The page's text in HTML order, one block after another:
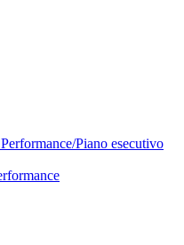
Piano esecutivo